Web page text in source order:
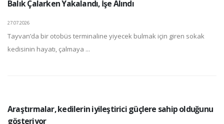
Balık Çalarken Yakalandı, İşe Alındı
27.07.2026
Tayvan’da bir otobüs terminaline yiyecek bulmak için giren sokak
kedisinin hayatı, çalmaya ...
Araştırmalar, kedilerin iyileştirici güçlere sahip olduğunu
gösteriyor